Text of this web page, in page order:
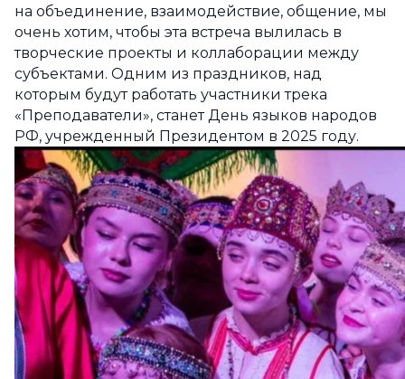
на объединение, взаимодействие, общение, мы
очень хотим, чтобы эта встреча вылилась в
творческие проекты и коллаборации между
субъектами. Одним из праздников, над
которым будут работать участники трека
«Преподаватели», станет День языков народов
РФ, учрежденный Президентом в 2025 году.